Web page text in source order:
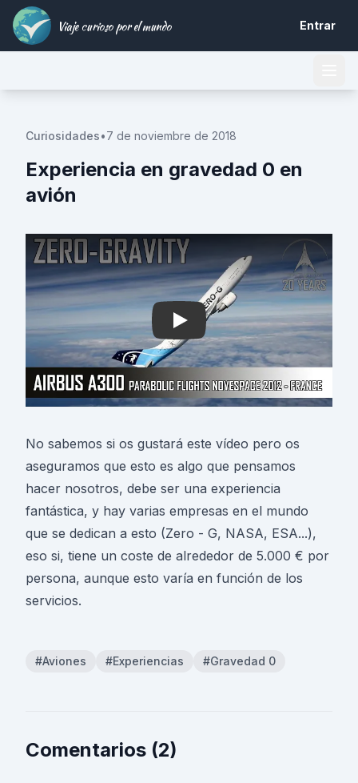
Viaje curioso por el mundo Entrar
Curiosidades•7 de noviembre de 2018
Experiencia en gravedad 0 en
avión
Play
No sabemos si os gustará este vídeo pero os
aseguramos que esto es algo que pensamos
hacer nosotros, debe ser una experiencia
fantástica, y hay varias empresas en el mundo
que se dedican a esto (Zero - G, NASA, ESA...),
eso si, tiene un coste de alrededor de 5.000 € por
persona, aunque esto varía en función de los
servicios.
#Aviones #Experiencias #Gravedad 0
Comentarios (2)